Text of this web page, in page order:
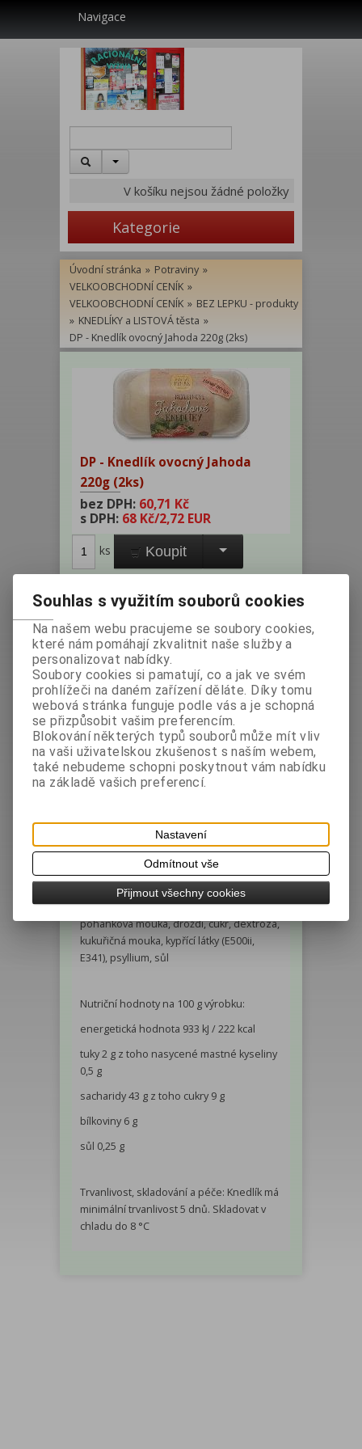
Navigace
V košíku nejsou žádné položky
Kategorie
Úvodní stránka » Potraviny »
VELKOOBCHODNÍ CENÍK »
VELKOOBCHODNÍ CENÍK » BEZ LEPKU - produkty
» KNEDLÍKY a LISTOVÁ těsta »
DP - Knedlík ovocný Jahoda 220g (2ks)
DP - Knedlík ovocný Jahoda
220g (2ks)
bez DPH: 60,71 Kč
s DPH: 68 Kč/2,72 EUR
ks Koupit
Katalogové číslo:
Hmotnost: 0,22 kg
EAN:8594199155068
Dotaz na výrobek
Doporučit výrobek
Tisk
Podrobný popis Diskuze
Složení: pitná voda, jahody, škrob
(kukuřičný, bramborový, rýžový, tapiokový),
rýžová mouka, celozrnná rýžová mouka,
fazolová mouka, stabilizátory (E464, E415),
pohanková mouka, droždí, cukr, dextróza,
kukuřičná mouka, kypřící látky (E500ii,
E341), psyllium, sůl
Nutriční hodnoty na 100 g výrobku:
energetická hodnota 933 kJ / 222 kcal
tuky 2 g z toho nasycené mastné kyseliny
0,5 g
sacharidy 43 g z toho cukry 9 g
bílkoviny 6 g
sůl 0,25 g
Trvanlivost, skladování a péče: Knedlík má
minimální trvanlivost 5 dnů. Skladovat v
chladu do 8 °C
Souhlas s využitím souborů cookies
Na našem webu pracujeme se soubory cookies,
které nám pomáhají zkvalitnit naše služby a
personalizovat nabídky.
Soubory cookies si pamatují, co a jak ve svém
prohlížeči na daném zařízení děláte. Díky tomu
webová stránka funguje podle vás a je schopná
se přizpůsobit vašim preferencím.
Blokování některých typů souborů může mít vliv
na vaši uživatelskou zkušenost s naším webem,
také nebudeme schopni poskytnout vám nabídku
na základě vašich preferencí.
Nastavení
Odmítnout vše
Přijmout všechny cookies